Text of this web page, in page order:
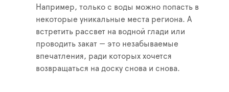
Например, только с воды можно попасть в
некоторые уникальные места региона. А
встретить рассвет на водной глади или
проводить закат — это незабываемые
впечатления, ради которых хочется
возвращаться на доску снова и снова.